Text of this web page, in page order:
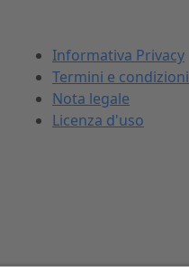
Informativa Privacy
Termini e condizioni
Nota legale
Licenza d'uso